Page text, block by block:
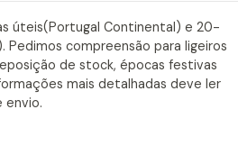
úteis(Portugal Continental) e 20-
Pedimos compreensão para ligeiros
de stock, épocas festivas
mais detalhadas deve ler
envio.